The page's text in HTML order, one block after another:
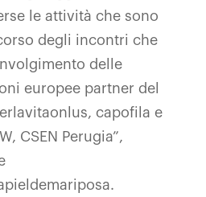
le attività che sono
degli incontri che
delle
europee partner del
capofila e
CSEN Perugia”,